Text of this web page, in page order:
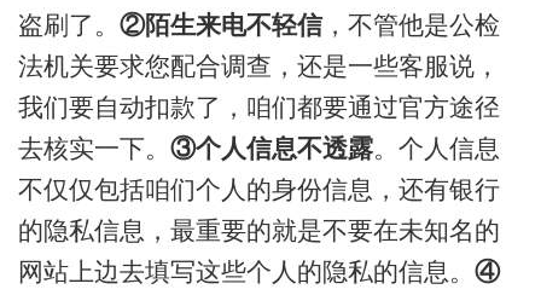
盗刷了。 ②陌生来电不轻信，不管他是公检
法机关要求您配合调查，还是一些客服说，
我们要自动扣款了，咱们都要通过官方途径
去核实一下。 ③个人信息不透露。个人信息
不仅仅包括咱们个人的身份信息，还有银行
的隐私信息，最重要的就是不要在未知名的
网站上边去填写这些个人的隐私的信息。 ④